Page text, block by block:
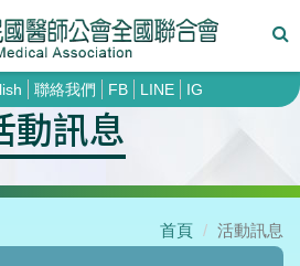
聯絡我們 FB LINE IG
動訊息
首頁 活動訊息